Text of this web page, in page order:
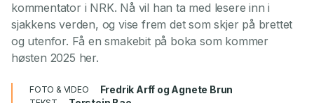
kommentator i NRK. Nå vil han ta med lesere inn i
sjakkens verden, og vise frem det som skjer på brettet
og utenfor. Få en smakebit på boka som kommer
høsten 2025 her.
FOTO & VIDEO Fredrik Arff og Agnete Brun